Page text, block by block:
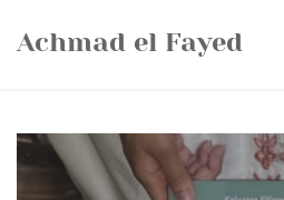
Achmad el Fayed